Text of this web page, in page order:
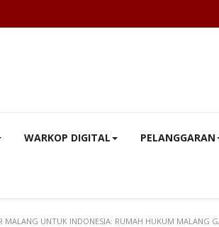
WARKOP DIGITAL PELANGGARAN
MALANG UNTUK INDONESIA: RUMAH HUKUM MALANG